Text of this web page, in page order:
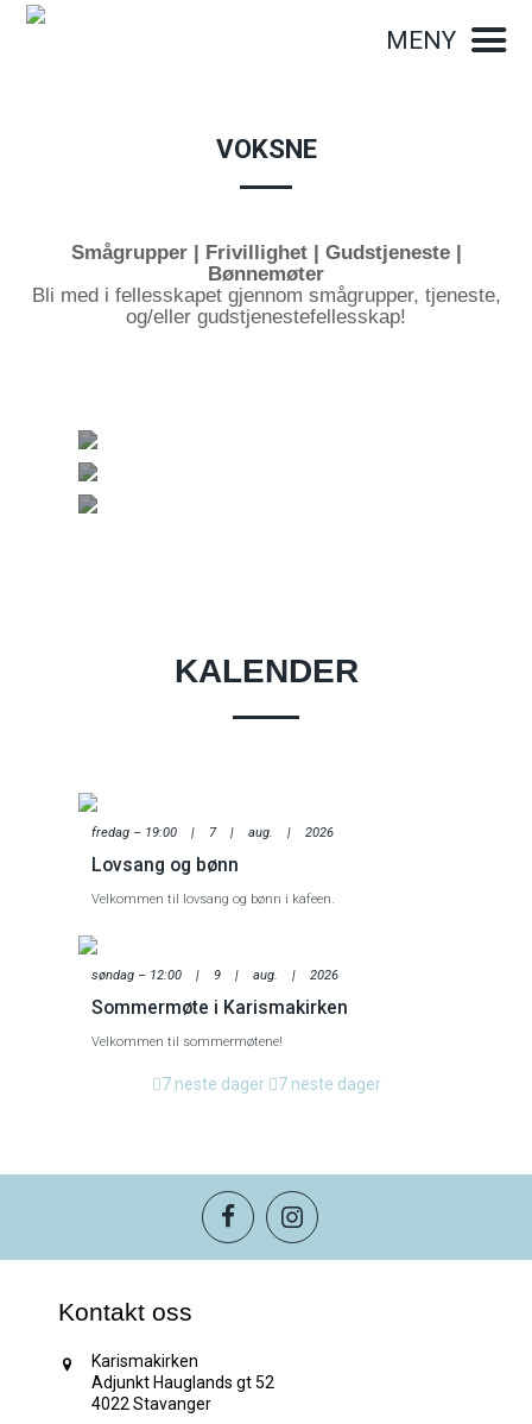
MENY
VOKSNE
Smågrupper | Frivillighet | Gudstjeneste |
Bønnemøter
Bli med i fellesskapet gjennom smågrupper, tjeneste,
og/eller gudstjenestefellesskap!
KALENDER
fredag – 19:00 | 7 | aug. | 2026
Lovsang og bønn
Velkommen til lovsang og bønn i kafeen.
søndag – 12:00 | 9 | aug. | 2026
Sommermøte i Karismakirken
Velkommen til sommermøtene!
7 neste dager 7 neste dager
Kontakt oss
Karismakirken
Adjunkt Hauglands gt 52
4022 Stavanger